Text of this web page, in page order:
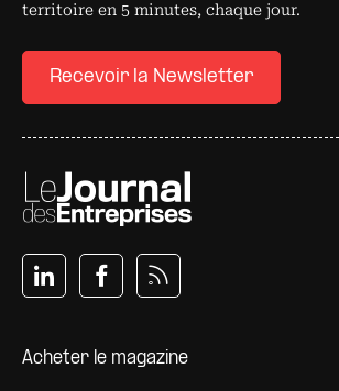
territoire en 5 minutes, chaque jour.
Recevoir la Newsletter
Pied de page
Acheter le magazine